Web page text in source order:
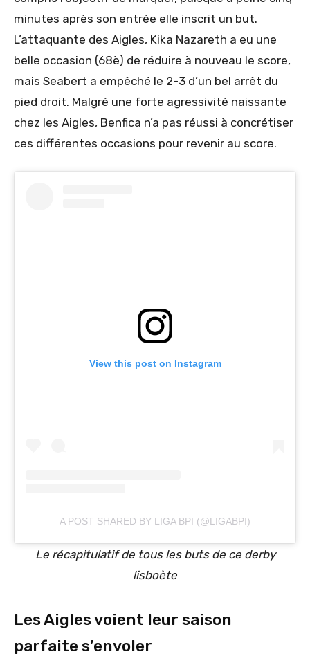
minutes après son entrée elle inscrit un but.
L’attaquante des Aigles, Kika Nazareth a eu une
belle occasion (68è) de réduire à nouveau le score,
mais Seabert a empêché le 2-3 d’un bel arrêt du
pied droit. Malgré une forte agressivité naissante
chez les Aigles, Benfica n’a pas réussi à concrétiser
ces différentes occasions pour revenir au score.
View this post on Instagram
A POST SHARED BY LIGA BPI (@LIGABPI)
Le récapitulatif de tous les buts de ce derby
lisboète
Les Aigles voient leur saison
parfaite s’envoler